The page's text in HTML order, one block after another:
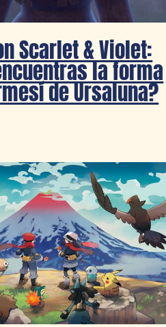
Scarlet & Violet:
la forma
de Ursaluna?